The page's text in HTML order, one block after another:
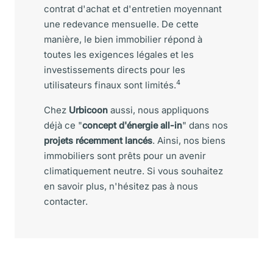
contrat d'achat et d'entretien moyennant
une redevance mensuelle. De cette
manière, le bien immobilier répond à
toutes les exigences légales et les
investissements directs pour les
utilisateurs finaux sont limités.4
Chez Urbicoon aussi, nous appliquons
déjà ce "concept d'énergie all-in" dans nos
projets récemment lancés. Ainsi, nos biens
immobiliers sont prêts pour un avenir
climatiquement neutre. Si vous souhaitez
en savoir plus, n'hésitez pas à nous
contacter.